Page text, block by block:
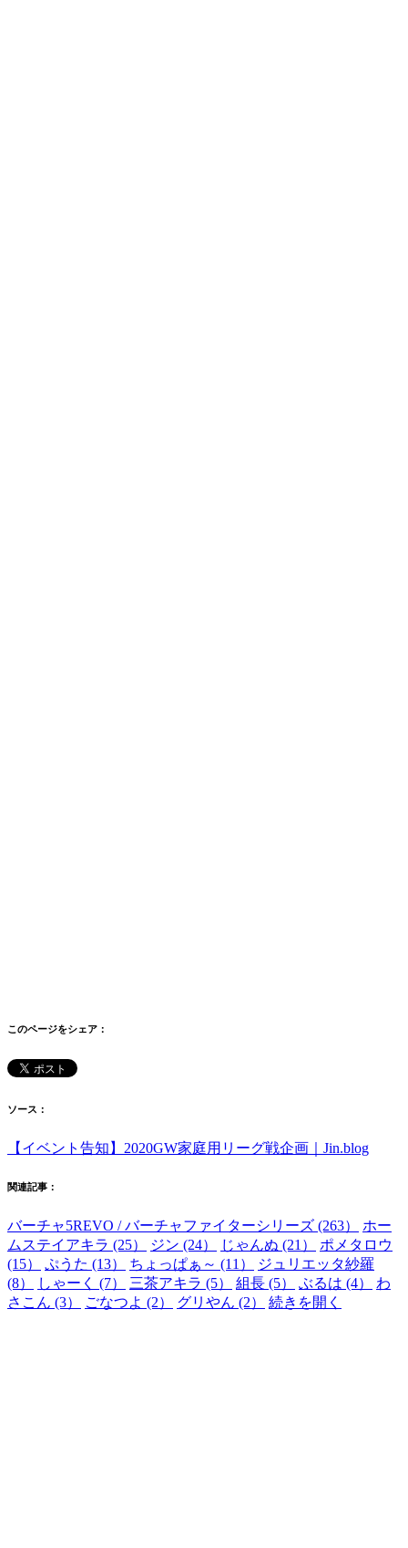
このページをシェア：
ソース：
【イベント告知】2020GW家庭用リーグ戦企画｜Jin.blog
関連記事：
バーチャ5REVO / バーチャファイターシリーズ (263）
ホー
ムステイアキラ (25）
ジン (24） じゃんぬ (21）
ポメタロウ
(15）
ぷうた (13） ちょっぱぁ～ (11）
ジュリエッタ紗羅
(8）
しゃーく (7） 三茶アキラ (5） 組長 (5） ぶるは (4）
わ
さこん (3）
ごなつよ (2） グリやん (2） 続きを開く